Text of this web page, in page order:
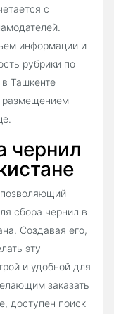
с
информации и
рубрики по
Ташкенте
размещением
чернил
сбора чернил в
Создавая его,
эту
и удобной для
заказать
доступен поиск